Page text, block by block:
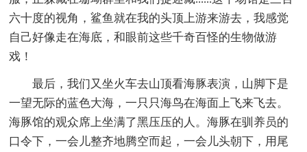
六十度的视角，鲨鱼就在我的头顶上游来游去，我感觉
自己好像走在海底，和眼前这些千奇百怪的生物做游
戏！
最后，我们又坐火车去山顶看海豚表演，山脚下是
一望无际的蓝色大海，一只只海鸟在海面上飞来飞去。
海豚馆的观众席上坐满了黑压压的人。海豚在驯养员的
口令下，一会儿整齐地腾空而起，一会儿头朝下，用尾